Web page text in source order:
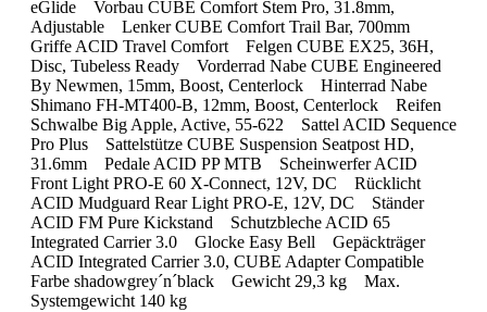
eGlide Vorbau CUBE Comfort Stem Pro, 31.8mm,
Adjustable Lenker CUBE Comfort Trail Bar, 700mm
Griffe ACID Travel Comfort Felgen CUBE EX25, 36H,
Disc, Tubeless Ready Vorderrad Nabe CUBE Engineered
By Newmen, 15mm, Boost, Centerlock Hinterrad Nabe
Shimano FH-MT400-B, 12mm, Boost, Centerlock Reifen
Schwalbe Big Apple, Active, 55-622 Sattel ACID Sequence
Pro Plus Sattelstütze CUBE Suspension Seatpost HD,
31.6mm Pedale ACID PP MTB Scheinwerfer ACID
Front Light PRO-E 60 X-Connect, 12V, DC Rücklicht
ACID Mudguard Rear Light PRO-E, 12V, DC Ständer
ACID FM Pure Kickstand Schutzbleche ACID 65
Integrated Carrier 3.0 Glocke Easy Bell Gepäckträger
ACID Integrated Carrier 3.0, CUBE Adapter Compatible
Farbe shadowgrey´n´black Gewicht 29,3 kg Max.
Systemgewicht 140 kg